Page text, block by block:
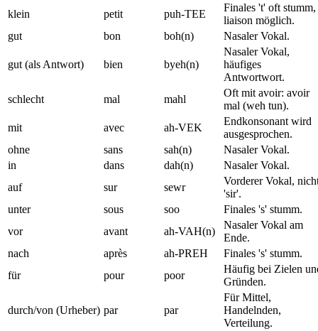
klein
petit puh-TEE
Finales 't' oft stumm,
liaison möglich.
gut
bon boh(n) Nasaler Vokal.
gut (als Antwort) bien byeh(n)
Nasaler Vokal,
häufiges
Antwortwort.
schlecht
mal mahl
Oft mit avoir: avoir
mal (weh tun).
mit
avec ah-VEK
Endkonsonant wird
ausgesprochen.
ohne
sans sah(n)
Nasaler Vokal.
in
dans dah(n)
Nasaler Vokal.
auf
sur sewr
Vorderer Vokal,
'sir'.
unter
sous soo
Finales 's' stumm.
vor
avant ah-VAH(n)
Nasaler Vokal am
Ende.
nach
après ah-PREH
Finales 's' stumm.
für
pour poor
Häufig bei Zielen
Gründen.
durch/von (Urheber) par par
Für Mittel,
Handelnden,
Verteilung.